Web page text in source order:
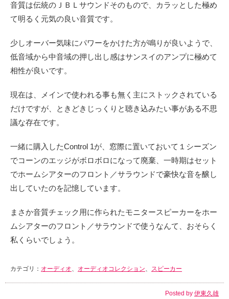
音質は伝統のＪＢＬサウンドそのもので、カラッとした極め
て明るく元気の良い音質です。
少しオーバー気味にパワーをかけた方が鳴りが良いようで、
低音域から中音域の押し出し感はサンスイのアンプに極めて
相性が良いです。
現在は、メインで使われる事も無く主にストックされている
だけですが、ときどきじっくりと聴き込みたい事がある不思
議な存在です。
一緒に購入したControl 1が、窓際に置いておいて１シーズン
でコーンのエッジがボロボロになって廃棄、一時期はセット
でホームシアターのフロント／サラウンドで豪快な音を醸し
出していたのを記憶しています。
まさか音質チェック用に作られたモニタースピーカーをホー
ムシアターのフロント／サラウンドで使うなんて、おそらく
私くらいでしょう。
カテゴリ： オーディオ、 オーディオコレクション、 スピーカー
Posted by 伊東久雄